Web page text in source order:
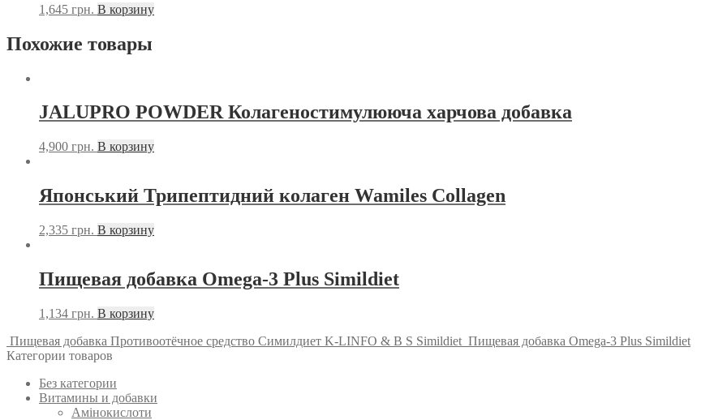
1,645 грн. В корзину
Похожие товары
JALUPRO POWDER Колагеностимулююча харчова добавка
4,900 грн. В корзину
Японський Трипептидний колаген Wamiles Collagen
2,335 грн. В корзину
Пищевая добавка Omega-3 Plus Simildiet
1,134 грн. В корзину
Пищевая добавка Противоотёчное средство Симилдиет K-LINFO & B S Simildiet Пищевая добавка Omega-3 Plus Simildiet
Категории товаров
Без категории
Витамины и добавки
Амінокислоти